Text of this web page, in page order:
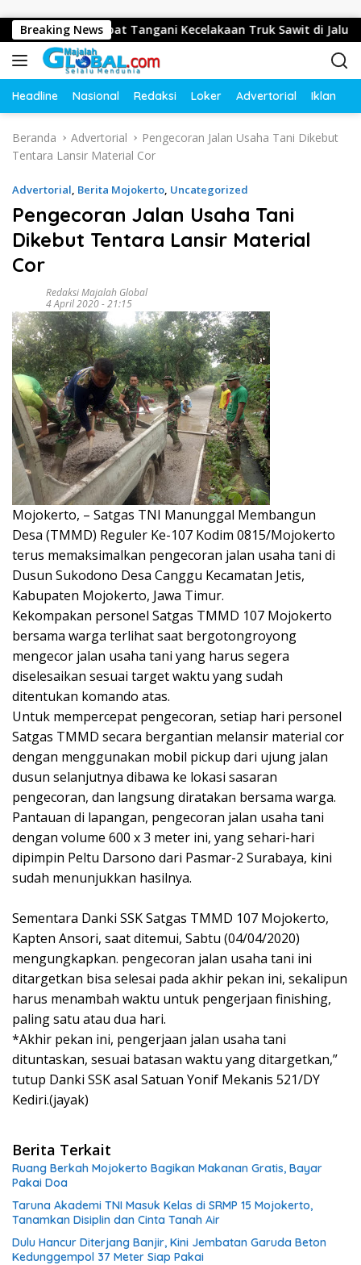
Breaking News
Gerak Cepat Tangani Kecelakaan Truk Sawit di Jalur
Headline Nasional Redaksi Loker Advertorial Iklan
Beranda Advertorial
Pengecoran Jalan Usaha Tani Dikebut
Tentara Lansir Material Cor
Advertorial, Berita Mojokerto, Uncategorized
Pengecoran Jalan Usaha Tani
Dikebut Tentara Lansir Material
Cor
Redaksi Majalah Global
4 April 2020 - 21:15
Mojokerto, – Satgas TNI Manunggal Membangun
Desa (TMMD) Reguler Ke-107 Kodim 0815/Mojokerto
terus memaksimalkan pengecoran jalan usaha tani di
Dusun Sukodono Desa Canggu Kecamatan Jetis,
Kabupaten Mojokerto, Jawa Timur.
Kekompakan personel Satgas TMMD 107 Mojokerto
bersama warga terlihat saat bergotongroyong
mengecor jalan usaha tani yang harus segera
diselesaikan sesuai target waktu yang sudah
ditentukan komando atas.
Untuk mempercepat pengecoran, setiap hari personel
Satgas TMMD secara bergantian melansir material cor
dengan menggunakan mobil pickup dari ujung jalan
dusun selanjutnya dibawa ke lokasi sasaran
pengecoran, dan langsung diratakan bersama warga.
Pantauan di lapangan, pengecoran jalan usaha tani
dengan volume 600 x 3 meter ini, yang sehari-hari
dipimpin Peltu Darsono dari Pasmar-2 Surabaya, kini
sudah menunjukkan hasilnya.
Sementara Danki SSK Satgas TMMD 107 Mojokerto,
Kapten Ansori, saat ditemui, Sabtu (04/04/2020)
mengungkapkan. pengecoran jalan usaha tani ini
ditargetkan bisa selesai pada akhir pekan ini, sekalipun
harus menambah waktu untuk pengerjaan finishing,
paling satu atau dua hari.
*Akhir pekan ini, pengerjaan jalan usaha tani
dituntaskan, sesuai batasan waktu yang ditargetkan,”
tutup Danki SSK asal Satuan Yonif Mekanis 521/DY
Kediri.(jayak)
Berita Terkait
Ruang Berkah Mojokerto Bagikan Makanan Gratis, Bayar
Pakai Doa
Taruna Akademi TNI Masuk Kelas di SRMP 15 Mojokerto,
Tanamkan Disiplin dan Cinta Tanah Air
Dulu Hancur Diterjang Banjir, Kini Jembatan Garuda Beton
Kedunggempol 37 Meter Siap Pakai